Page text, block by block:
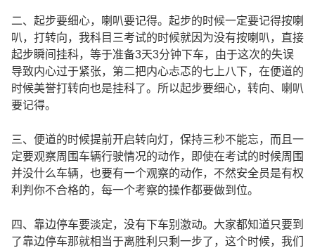
二、起步要细心，喇叭要记得。起步的时候一定要记得按喇
叭，打转向，我科目三考试的时候就因为没有按喇叭，直接
起步瞬间挂科，等于准备3天3分钟下车，由于这次的失误
导致内心过于紧张，第二把内心忐忑的七上八下，在便道的
时候美誉打转向也是挂科了。所以起步要细心，转向、喇叭
要记得。
三、便道的时候提前开启转向灯，保持三秒不能忘，而且一
定要观察周围车辆行驶情况的动作，即使在考试的时候周围
并没什么车辆，也要有一个观察的动作，不然安全员是有权
利判你不合格的，每一个考察的操作都要做到位。
四、靠边停车要淡定，没有下车别激动。大家都知道只要到
了靠边停车那就相当于离胜利只剩一步了，这个时候，我们